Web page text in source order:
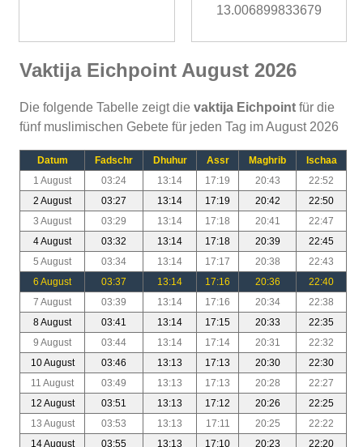
13.006899833679
Vaktija Eichpoint August 2026
Die folgende Tabelle zeigt die vaktija Eichpoint für die
fünf muslimischen Gebete für jeden Tag im August 2026
Datum Fadschr Dhuhur Assr Maghrib
Ischaa
1 August
03:24 13:14 17:19 20:43
22:52
2 August
03:27 13:14 17:19 20:42
22:50
3 August
03:29 13:14 17:18 20:41
22:47
4 August
03:32 13:14 17:18 20:39
22:45
5 August
03:34 13:14 17:17 20:38
22:43
6 August
03:37 13:14 17:16 20:36
22:40
7 August
03:39 13:14 17:16 20:34
22:38
8 August
03:41 13:14 17:15 20:33
22:35
9 August
03:44 13:14 17:14 20:31
22:32
10 August
03:46 13:13 17:13 20:30
22:30
11 August
03:49 13:13 17:13 20:28
22:27
12 August
03:51 13:13 17:12 20:26
22:25
13 August
03:53 13:13 17:11 20:25
22:22
14 August
03:55 13:13 17:10 20:23 22:20